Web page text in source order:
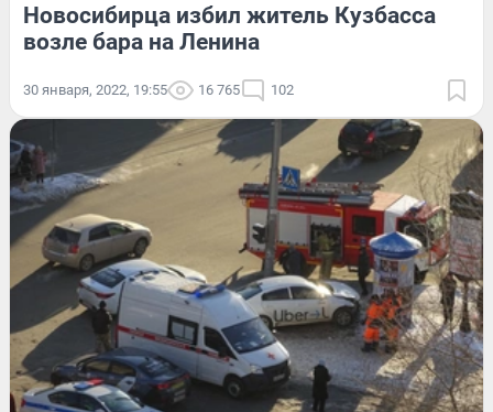
Новосибирца избил житель Кузбасса
возле бара на Ленина
30 января, 2022, 19:55 16 765 102